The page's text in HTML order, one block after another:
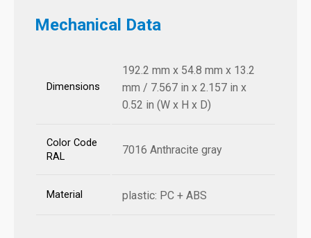
Mechanical Data
Dimensions
192.2 mm x 54.8 mm x 13.2
mm / 7.567 in x 2.157 in x
0.52 in (W x H x D)
Color Code
RAL
7016 Anthracite gray
Material plastic: PC + ABS